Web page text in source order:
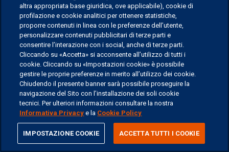
©2026 ERSEL BANCA PRIVATA - P.IVA 11894590154
altra appropriata base giuridica, ove applicabile), cookie di
profilazione e cookie analitici per ottenere statistiche,
proporre contenuti in linea con le preferenze dell’utente,
personalizzare contenuti pubblicitari di terze parti e
consentire l’interazione con i social, anche di terze parti.
Cliccando su «Accetta» si acconsente all’utilizzo di tutti i
cookie. Cliccando su «Impostazioni cookie» è possibile
gestire le proprie preferenze in merito all’utilizzo dei cookie.
Chiudendo il presente banner sarà possibile proseguire la
navigazione del Sito con l’installazione dei soli cookie
tecnici. Per ulteriori informazioni consultare la nostra
Informativa Privacy e la Cookie Policy
IMPOSTAZIONE COOKIE ACCETTA TUTTI I COOKIE